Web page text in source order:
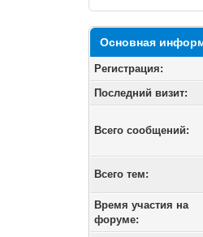
Основная
Регистрация:
Последний визит:
Всего сообщений:
Всего тем:
Время участия на
форуме: